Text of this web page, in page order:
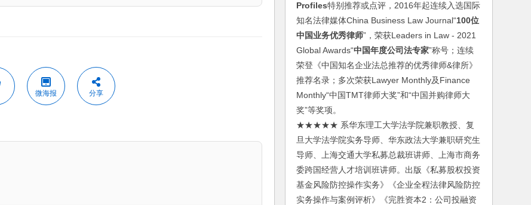
微海报 分享
Profiles特别推荐或点评，2016年起连续入选国际
知名法律媒体China Business Law Journal“100位
中国业务优秀律师”，荣获Leaders in Law - 2021
Global Awards“中国年度公司法专家”称号；连续
荣登《中国知名企业法总推荐的优秀律师&律所》
推荐名录；多次荣获Lawyer Monthly及Finance
Monthly“中国TMT律师大奖”和“中国并购律师大
奖”等奖项。
★★★★★ 系华东理工大学法学院兼职教授、复
旦大学法学院实务导师、华东政法大学兼职研究生
导师、上海交通大学私募总裁班讲师、上海市商务
委跨国经营人才培训班讲师。出版《私募股权投资
基金风险防控操作实务》《企业全程法律风险防控
实务操作与案例评析》《完胜资本2：公司投融资